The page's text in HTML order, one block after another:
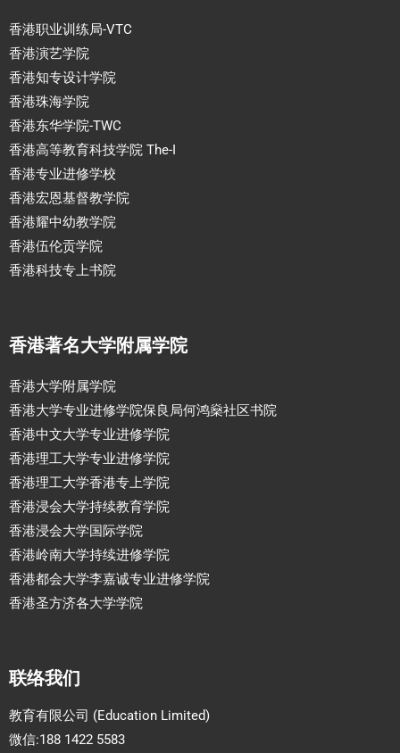
香港职业训练局-VTC
香港演艺学院
香港知专设计学院
香港珠海学院
香港东华学院-TWC
香港高等教育科技学院 The-I
香港专业进修学校
香港宏恩基督教学院
香港耀中幼教学院
香港伍伦贡学院
香港科技专上书院
香港著名大学附属学院
香港大学附属学院
香港大学专业进修学院保良局何鸿燊社区书院
香港中文大学专业进修学院
香港理工大学专业进修学院
香港理工大学香港专上学院
香港浸会大学持续教育学院
香港浸会大学国际学院
香港岭南大学持续进修学院
香港都会大学李嘉诚专业进修学院
香港圣方济各大学学院
联络我们
教育有限公司 (Education Limited)
微信:188 1422 5583